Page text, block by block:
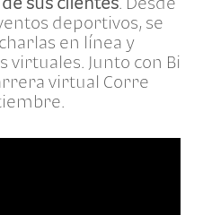
deportivos, se
en línea y
Junto con Bi
virtual Corre